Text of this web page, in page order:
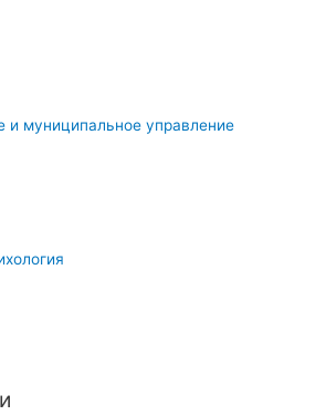
и муниципальное управление